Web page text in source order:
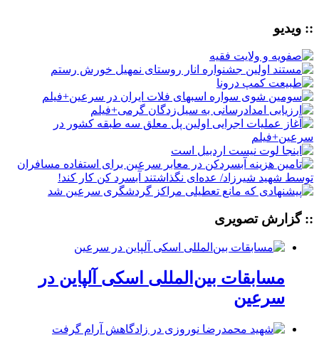
:: ویدیو
:: گزارش تصویری
مسابقات بین‌المللی اسکی آلپاین در
سرعین